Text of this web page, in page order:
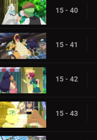
15 - 40
15 - 41
15 - 42
15 - 43